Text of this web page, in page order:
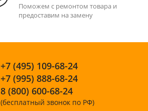
Поможем с ремонтом товара и
предоставим на замену
+7 (495) 109-68-24
+7 (995) 888-68-24
8 (800) 600-68-24
(бесплатный звонок по РФ)